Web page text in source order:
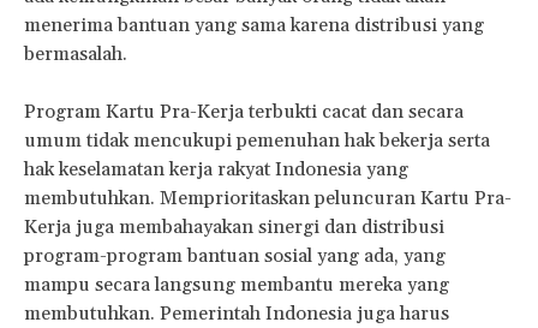
menerima bantuan yang sama karena distribusi yang
bermasalah.
Program Kartu Pra-Kerja terbukti cacat dan secara
umum tidak mencukupi pemenuhan hak bekerja serta
hak keselamatan kerja rakyat Indonesia yang
membutuhkan. Memprioritaskan peluncuran Kartu Pra-
Kerja juga membahayakan sinergi dan distribusi
program-program bantuan sosial yang ada, yang
mampu secara langsung membantu mereka yang
membutuhkan. Pemerintah Indonesia juga harus